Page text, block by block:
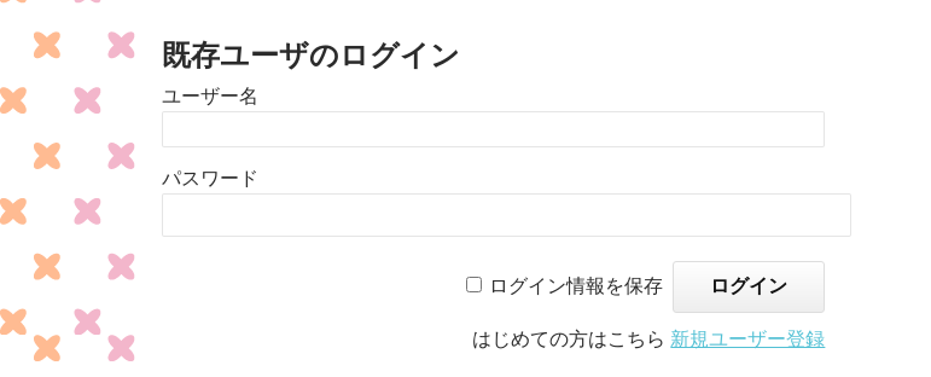
既存ユーザのログイン
ユーザー名
パスワード
ログイン情報を保存
はじめての方はこちら 新規ユーザー登録